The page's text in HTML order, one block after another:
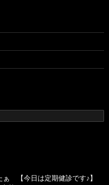
ぁ 【今日は定期健診です♪】